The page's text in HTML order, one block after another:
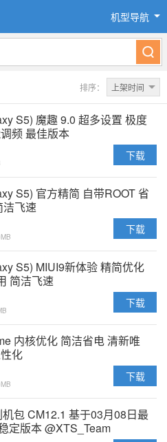
机型导航
排序： 上架时间
S5) 魔趣 9.0 超多设置 极度
频 最佳版本
下载
S5) 官方精简 自带ROOT 省
洁飞速
下载
S5) MIUI9新体验 精简优化
简洁飞速
下载
内核优化 简洁省电 清新唯
化
下载
包 CM12.1 基于03月08日最
定版本 @XTS_Team